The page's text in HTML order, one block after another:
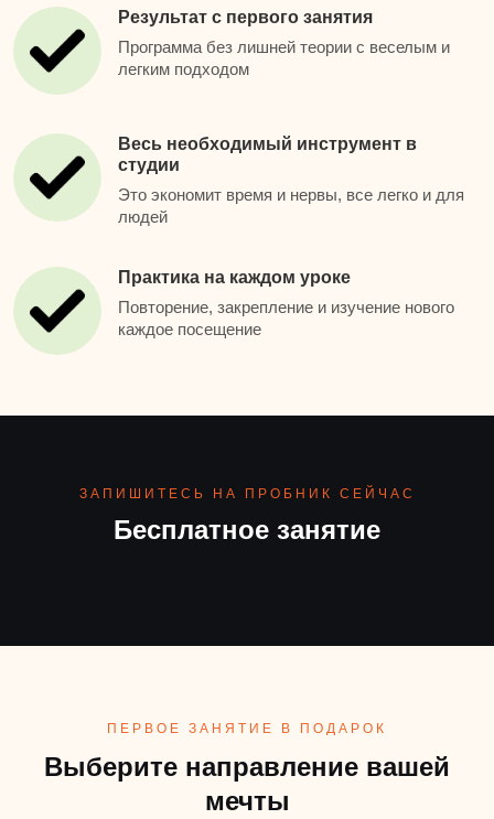
Результат с первого занятия
Программа без лишней теории с веселым и
легким подходом
Весь необходимый инструмент в
студии
Это экономит время и нервы, все легко и для
людей
Практика на каждом уроке
Повторение, закрепление и изучение нового
каждое посещение
Бесплатное занятие
ЗАПИШИТЕСЬ НА ПРОБНИК СЕЙЧАС
ПЕРВОЕ ЗАНЯТИЕ В ПОДАРОК
Выберите направление вашей
мечты